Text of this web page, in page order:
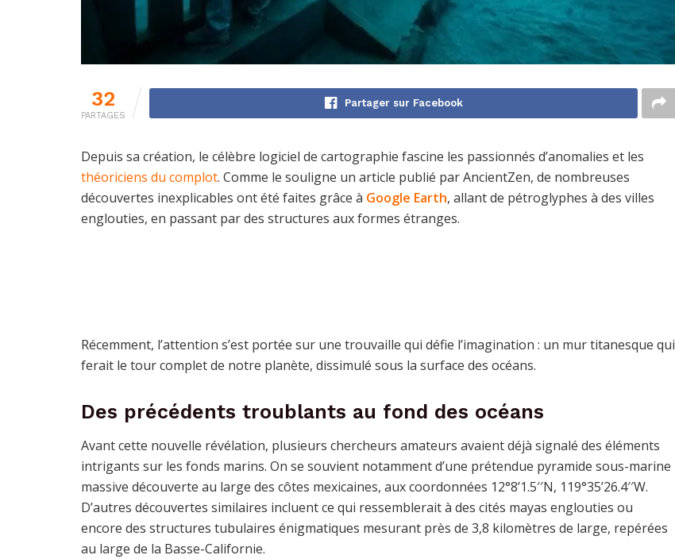
32
PARTAGES
Partager sur Facebook
Depuis sa création, le célèbre logiciel de cartographie fascine les passionnés d’anomalies et les
théoriciens du complot. Comme le souligne un article publié par AncientZen, de nombreuses
découvertes inexplicables ont été faites grâce à Google Earth, allant de pétroglyphes à des villes
englouties, en passant par des structures aux formes étranges.
Récemment, l’attention s’est portée sur une trouvaille qui défie l’imagination : un mur titanesque qui
ferait le tour complet de notre planète, dissimulé sous la surface des océans.
Des précédents troublants au fond des océans
Avant cette nouvelle révélation, plusieurs chercheurs amateurs avaient déjà signalé des éléments
intrigants sur les fonds marins. On se souvient notamment d’une prétendue pyramide sous-marine
massive découverte au large des côtes mexicaines, aux coordonnées 12°8’1.5′′N, 119°35’26.4′′W.
D’autres découvertes similaires incluent ce qui ressemblerait à des cités mayas englouties ou
encore des structures tubulaires énigmatiques mesurant près de 3,8 kilomètres de large, repérées
au large de la Basse-Californie.